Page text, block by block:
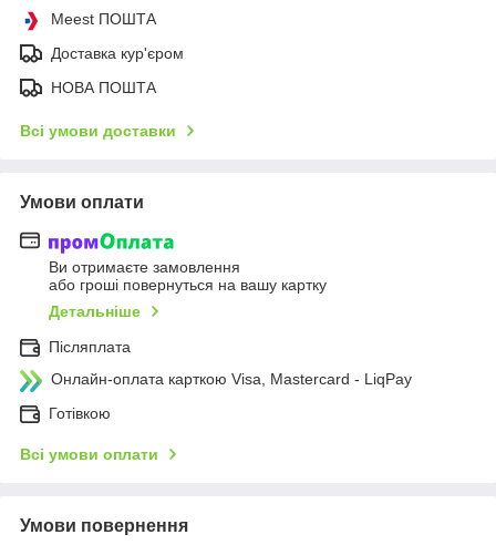
Meest ПОШТА
Доставка кур'єром
НОВА ПОШТА
Всі умови доставки
Умови оплати
Ви отримаєте замовлення
або гроші повернуться на вашу картку
Детальніше
Післяплата
Онлайн-оплата карткою Visa, Mastercard - LiqPay
Готівкою
Всі умови оплати
Умови повернення